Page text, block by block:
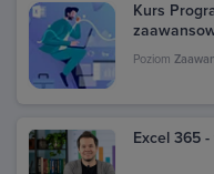
Kurs
Poziom
Excel 365